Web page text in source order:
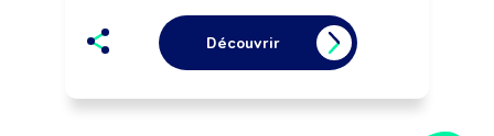
objectif de qualité et de rentabilité
économique, selon les règles de
sécurité des biens et des personnes.
Découvrir